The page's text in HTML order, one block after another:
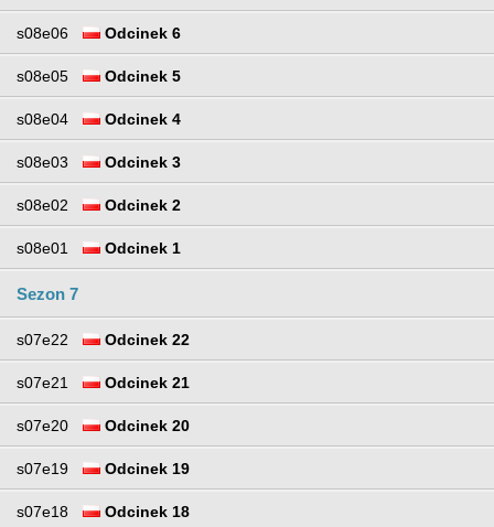
s08e06 Odcinek 6
s08e05 Odcinek 5
s08e04 Odcinek 4
s08e03 Odcinek 3
s08e02 Odcinek 2
s08e01 Odcinek 1
Sezon 7
s07e22 Odcinek 22
s07e21 Odcinek 21
s07e20 Odcinek 20
s07e19 Odcinek 19
s07e18 Odcinek 18